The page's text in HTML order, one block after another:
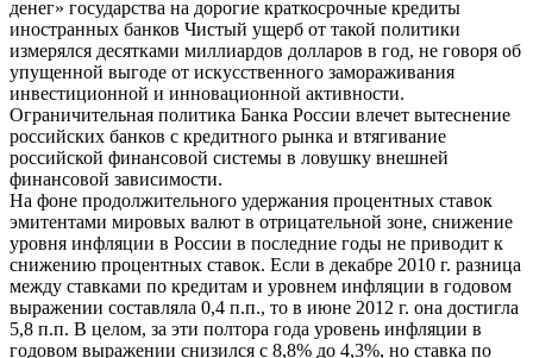
денег» государства на дорогие краткосрочные кредиты
иностранных банков Чистый ущерб от такой политики
измерялся десятками миллиардов долларов в год, не говоря об
упущенной выгоде от искусственного замораживания
инвестиционной и инновационной активности.
Ограничительная политика Банка России влечет вытеснение
российских банков с кредитного рынка и втягивание
российской финансовой системы в ловушку внешней
финансовой зависимости.
На фоне продолжительного удержания процентных ставок
эмитентами мировых валют в отрицательной зоне, снижение
уровня инфляции в России в последние годы не приводит к
снижению процентных ставок. Если в декабре 2010 г. разница
между ставками по кредитам и уровнем инфляции в годовом
выражении составляла 0,4 п.п., то в июне 2012 г. она достигла
5,8 п.п. В целом, за эти полтора года уровень инфляции в
годовом выражении снизился с 8,8% до 4,3%, но ставка по